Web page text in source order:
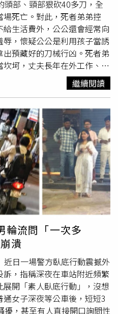
部、頸部狠砍40多刀，全
死亡。對此，死者弟弟控
生活費外，公公還會經常向
辱，懷疑公公是利用孩子當誘
預藏好的刀械行凶。死者弟
坷，丈夫長年在外工作、疑
也不給生活開銷、育兒費用，
能同時兼2份工，但公公卻還
，公公平時經常對姊姊言語
力，選擇搬離公婆住處，多數
忙照顧孩子，只有在家人真的
交給公婆帶。死者弟弟表示，
卻以此為藉口羞辱她在外面亂
離婚，想拿回人生主導權，沒
弟透露，姊姊遇害前1、2分
著孩子外出吃飯，希望姊姊
意利用孩子將姊姊引回夫
案，質疑公公根本早有預
6時許騎著電動車，獨自前
接走4歲女兒，而她與公公
公竟拿出預藏的15公分生魚
過多當場死亡。事後，公公
己是上前幫忙才會沾上血，
的包裡搜出凶刀，公公才坦
繼續閱讀
輪流問「一次多
潰
日一場警方臥底行動震撼外
，指稱深夜在車站附近頻繁
開「素人臥底行動」，沒想
女子深夜等公車後，短短3
，甚至有人直接開口詢問性